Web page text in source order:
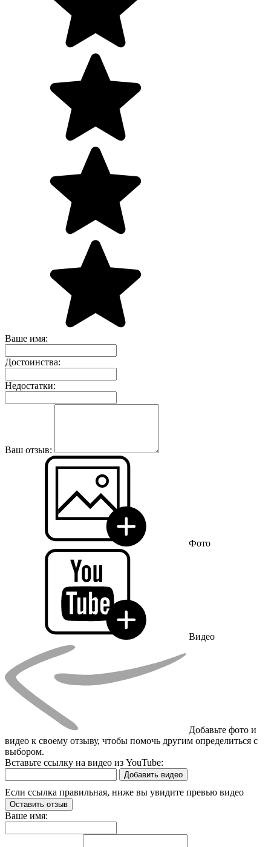
Ваше имя:
Достоинства:
Недостатки:
Ваш отзыв:
Фото
Видео
Добавьте фото и
видео к своему отзыву, чтобы помочь другим определиться с
выбором.
Вставьте ссылку на видео из YouTube:
Добавить видео
Если ссылка правильная, ниже вы увидите превью видео
Оставить отзыв
Ваше имя: